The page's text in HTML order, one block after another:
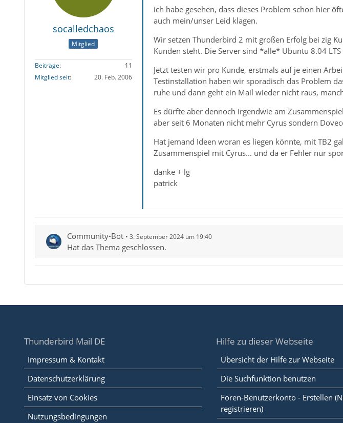
socalledchaos
Mitglied
Beiträge
11
Mitglied seit
20. Feb. 2006
ich habe gesehen, dass dieses Problem schon hier
auch mein/unser Leid klagen.
Wir setzen Thunderbird 2 mit großen Erfolg bei zig
Kunden steht. Die Server sind *alle* Ubuntu 8.04
Jetzt testen wir pro Kunde, erstmals auf je einen
Testinstallation haben wir sporadisch das Problem
ruhe und dann geht ein Mail wieder nicht raus,
Es dürfte aber dennoch irgendwie am
aber seit 6 Monaten nicht mehr Cyrus sondern
Hat jemand Ideen woran es liegen könnte, mit TB2
Zusammenspiel mit Cyrus... und da er Fehler nur
danke + lg
patrick
Community-Bot 3. September 2024 um 19:40
Hat das Thema geschlossen.
Thunderbird Mail DE
Impressum & Kontakt
Datenschutzerklärung
Einsatz von Cookies
Nutzungsbedingungen
Hilfe zu dieser Webseite
Übersicht der Hilfe zur Webseite
Die Suchfunktion benutzen
Foren-Benutzerkonto - Erstellen
registrieren)